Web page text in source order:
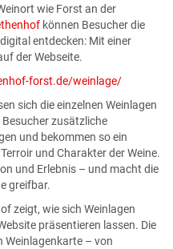
wie Forst an der
können Besucher die
entdecken: Mit einer
der Webseite.
forst.de/weinlage/
sich die einzelnen Weinlagen
zusätzliche
und bekommen so ein
und Charakter der Weine.
und Erlebnis – und macht die
greifbar.
zeigt, wie sich Weinlagen
präsentieren lassen. Die
– von